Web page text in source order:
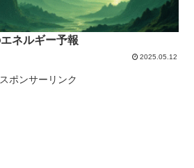
ネルギー予報
2025.05.12
スポンサーリンク